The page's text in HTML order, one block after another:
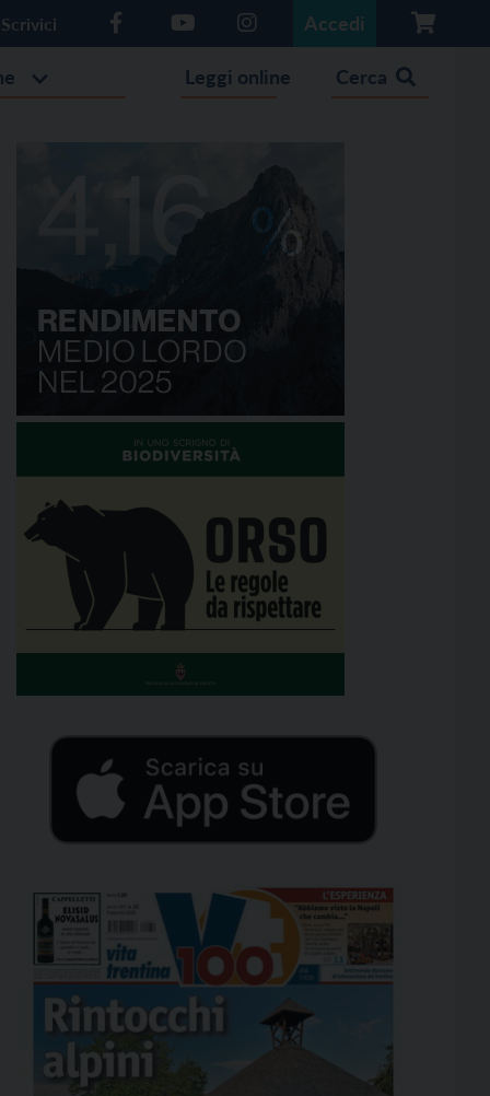
Scrivici Accedi
Leggi online Cerca